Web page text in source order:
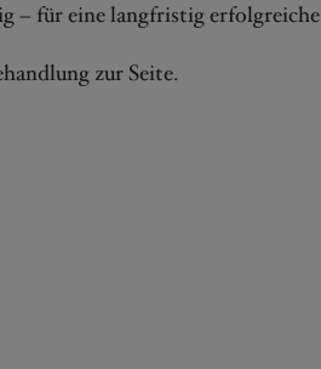
– für eine langfristig erfolgreiche
zur Seite.